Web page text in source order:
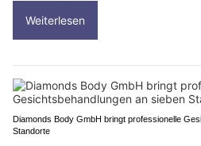
Weiterlesen
Diamonds Body GmbH bringt professionelle
Standorte